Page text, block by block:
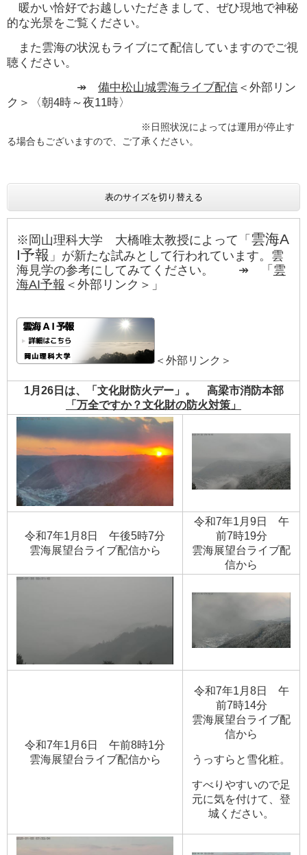
暖かい恰好でお越しいただきまして、ぜひ現地で神秘
的な光景をご覧ください。
また雲海の状況もライブにて配信していますのでご視
聴ください。
↠ 備中松山城雲海ライブ配信 ＜外部リン
ク＞
〈朝4時～夜11時〉
※日照状況によっては運用が停止す
る場合もございますので、ご了承ください。
表のサイズを切り替える
※岡山理科大学 大橋唯太教授によって「 雲海A
I予報 」が新たな試みとして行われています。​雲
海見学の参考にしてみてください。 ↠ 「 雲
海AI予報 ＜外部リンク＞ 」
＜外部リンク＞
1月26日は、「文化財防火デー」。 高梁市消防本部
「万全ですか？文化財の防火対策」
令和7年1月8日 午後5時7分
​雲海展望台ライブ配信から
令和7年1月9日 午
前7時19分
​雲海展望台ライブ配
信から
令和7年1月6日 午前8時1分
​雲海展望台ライブ配信から
令和7年1月8日 午
前7時14分
​雲海展望台ライブ配
信から​
うっすらと雪化粧。
すべりやすいので足
元に気を付けて、登
城ください。